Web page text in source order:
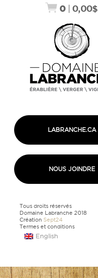
0 | 0,00$
LABRANCHE.CA
NOUS JOINDRE
Tous droits réservés
Domaine Labranche 2018
Création Sept24
Termes et conditions
English